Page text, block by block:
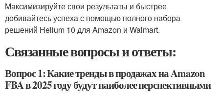
Максимизируйте свои результаты и быстрее
добивайтесь успеха с помощью полного набора
решений Helium 10 для Amazon и Walmart.
Связанные вопросы и ответы:
Вопрос 1: Какие тренды в продажах на Amazon
FBA в 2025 году будут наиболее перспективными